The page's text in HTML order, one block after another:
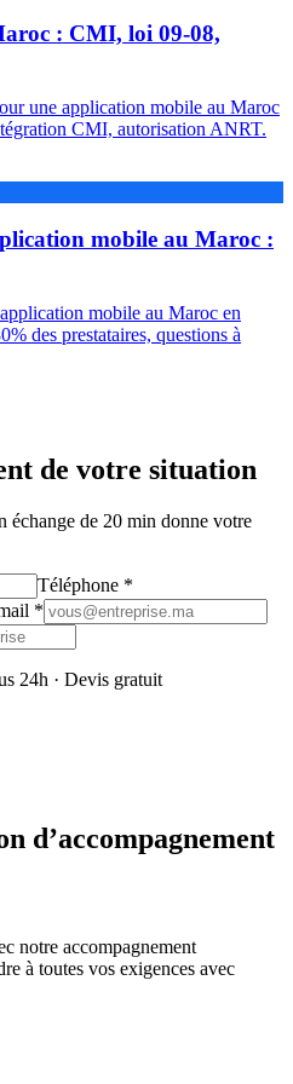
: CMI, loi 09-08,
une application mobile au Maroc
CMI, autorisation ANRT.
mobile au Maroc :
mobile au Maroc en
des prestataires, questions à
de votre situation
échange de 20 min donne votre
Téléphone *
*
24h · Devis gratuit
d’accompagnement
notre accompagnement
à toutes vos exigences avec